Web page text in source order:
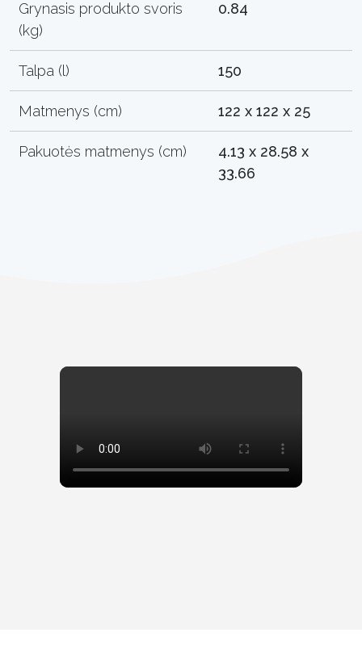
Grynasis produkto svoris
(kg)
0.84
Talpa (l) 150
Matmenys (cm) 122 x 122 x 25
Pakuotės matmenys (cm)
4.13 x 28.58 x
33.66